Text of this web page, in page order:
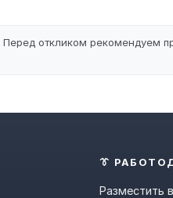
откликом рекомендуем
👔
Разместить